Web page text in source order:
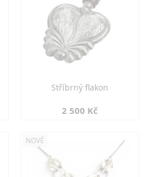
Stříbrný flakon
2 500 Kč
NOVÉ